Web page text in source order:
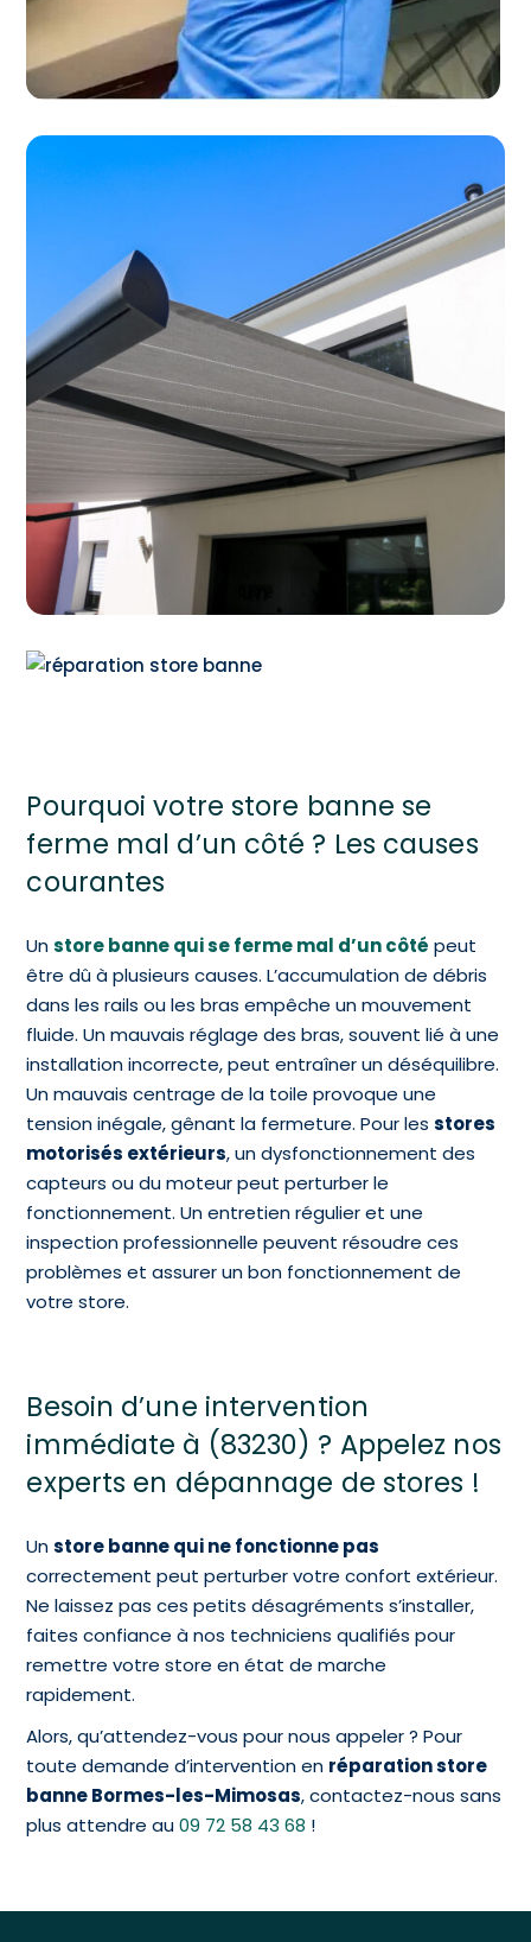
Pourquoi votre store banne se
ferme mal d’un côté ? Les causes
courantes
Unstore banne qui se ferme mal d’un côté peut
être dû à plusieurs causes. L’accumulation de débris
dans les rails ou les bras empêche un mouvement
fluide. Un mauvais réglage des bras, souvent lié à une
installation incorrecte, peut entraîner un déséquilibre.
Un mauvais centrage de la toile provoque une
tension inégale, gênant la fermeture. Pour lesstores
motorisés extérieurs, un dysfonctionnement des
capteurs ou du moteur peut perturber le
fonctionnement. Un entretien régulier et une
inspection professionnelle peuvent résoudre ces
problèmes et assurer un bon fonctionnement de
votre store.
Besoin d’une intervention
immédiate à (83230) ? Appelez nos
experts en dépannage de stores !
Unstore banne qui ne fonctionne pas
correctement peut perturber votre confort extérieur.
Ne laissez pas ces petits désagréments s’installer,
faites confiance à nos techniciens qualifiés pour
remettre votre store en état de marche
rapidement.
Alors, qu’attendez-vous pour nous appeler ? Pour
toute demande d’intervention en réparation store
banne Bormes-les-Mimosas, contactez-nous sans
plus attendre au09 72 58 43 68 !